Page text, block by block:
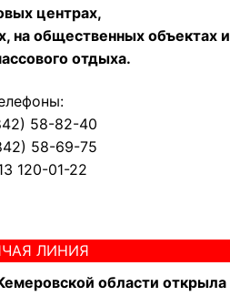
центрах,
на общественных объектах и
отдыха.
58-82-40
58-69-75
120-01-22
ЛИНИЯ
области открыла